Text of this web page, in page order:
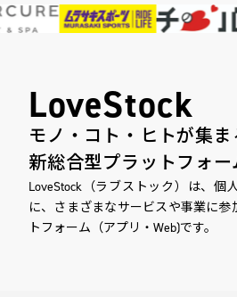
ライブコマース
IoT事業 一覧
LoveStock
モノ・コト・ヒトが集ま
新総合型プラットフォー
LoveStock（ラブストック）は、個
に、さまざまなサービスや事業に参
トフォーム（アプリ・Web)です。